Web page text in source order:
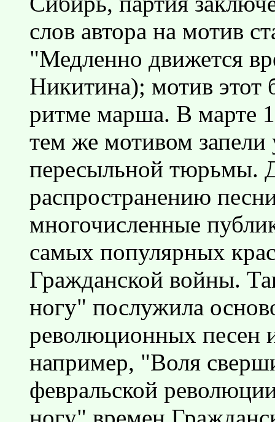
слов автора на мотив
"Медленно движется
Никитина); мотив
ритме марша. В марте
тем же мотивом
пересыльной тюрьмы.
распространению
многочисленные
самых популярных
Гражданской войны.
ногу" послужила
революционных песен
например, "Воля
февральской